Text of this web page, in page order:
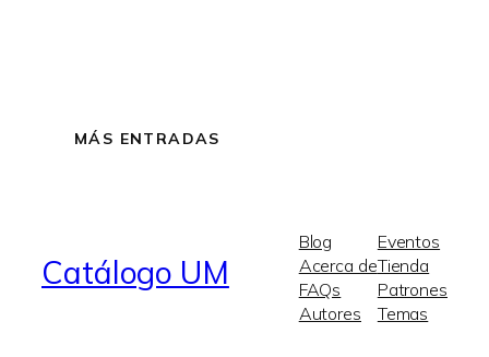
MÁS ENTRADAS
Catálogo UM
Blog
Acerca de
FAQs
Autores
Eventos
Tienda
Patrones
Temas